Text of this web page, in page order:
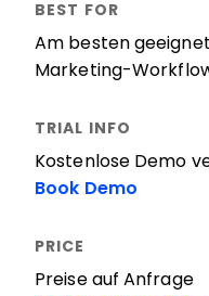
Am besten
Marketing-
Kostenlose Demo
Book Demo
Preise auf Anfrage